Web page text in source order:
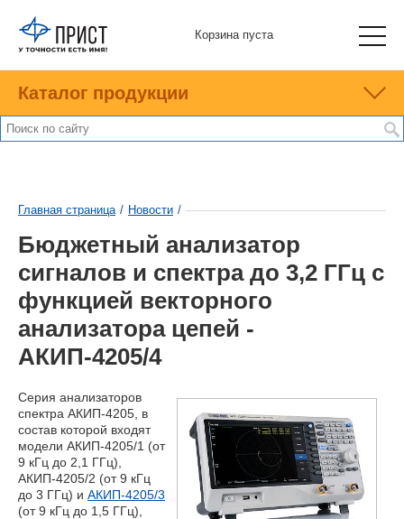
Корзина пуста
Каталог продукции
Главная страница / Новости /
Бюджетный анализатор
сигналов и спектра до 3,2 ГГц с
функцией векторного
анализатора цепей -
АКИП-4205/4
Серия анализаторов
спектра АКИП-4205, в
состав которой входят
модели АКИП-4205/1 (от
9 кГц до 2,1 ГГц),
АКИП-4205/2 (от 9 кГц
до 3 ГГц) и АКИП-4205/3
(от 9 кГц до 1,5 ГГц),